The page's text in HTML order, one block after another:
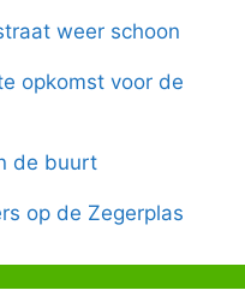
weer schoon
opkomst voor de
de buurt
op de Zegerplas